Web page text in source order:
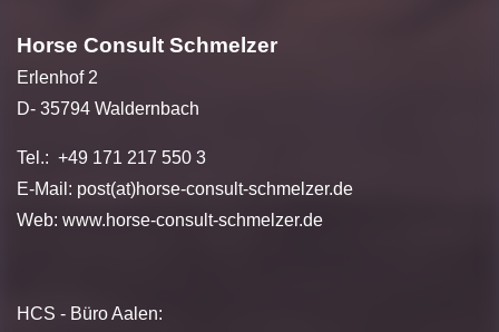
Horse Consult Schmelzer
Erlenhof 2
D- 35794 Waldernbach
Tel.: +49 171 217 550 3
E-Mail: post(at)horse-consult-schmelzer.de
Web: www.horse-consult-schmelzer.de
HCS - Büro Aalen: